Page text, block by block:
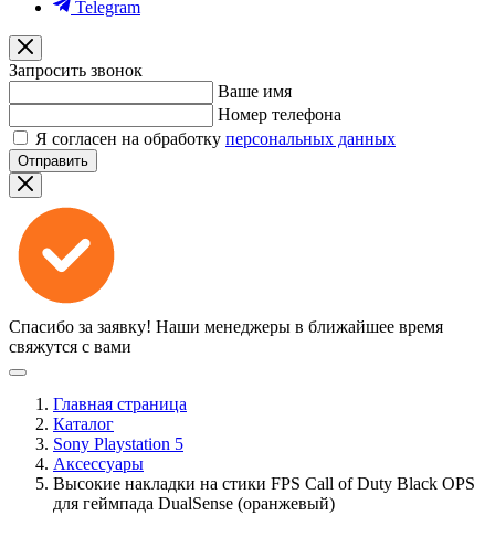
Telegram
Запросить звонок
Ваше имя
Номер телефона
Я согласен на обработку персональных данных
Отправить
Спасибо за заявку! Наши менеджеры в ближайшее время
свяжутся с вами
Главная страница
Каталог
Sony Playstation 5
Аксессуары
Высокие накладки на стики FPS Call of Duty Black OPS
для геймпада DualSense (оранжевый)